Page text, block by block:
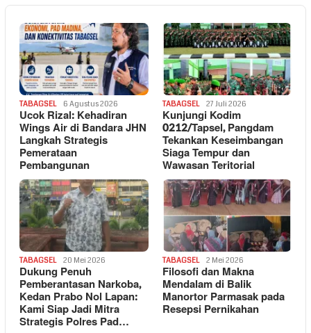
TABAGSEL 6 Agustus 2026
Ucok Rizal: Kehadiran
Wings Air di Bandara JHN
Langkah Strategis
Pemerataan
Pembangunan
TABAGSEL 27 Juli 2026
Kunjungi Kodim
0212/Tapsel, Pangdam
Tekankan Keseimbangan
Siaga Tempur dan
Wawasan Teritorial
TABAGSEL 20 Mei 2026
Dukung Penuh
Pemberantasan Narkoba,
Kedan Prabo Nol Lapan:
Kami Siap Jadi Mitra
Strategis Polres Pad…
TABAGSEL 2 Mei 2026
Filosofi dan Makna
Mendalam di Balik
Manortor Parmasak pada
Resepsi Pernikahan